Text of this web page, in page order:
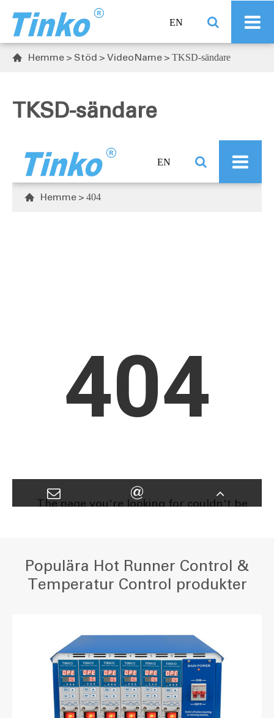
EN
 Hemme Stöd VideoName TKSD-sändare
TKSD-sändare
Populära Hot Runner Control &
Temperatur Control produkter